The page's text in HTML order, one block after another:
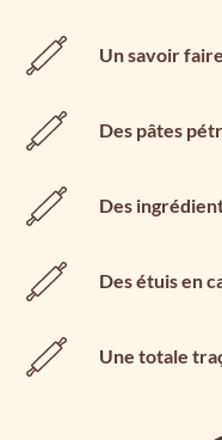
Un savoir
Des pâtes
Des
Des étuis en
Une totale